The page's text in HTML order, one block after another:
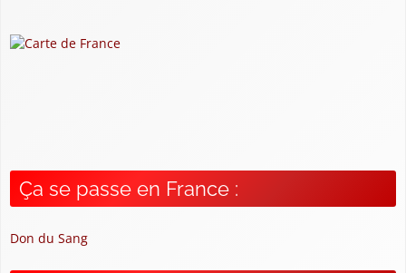
Ça se passe en France :
Don du Sang